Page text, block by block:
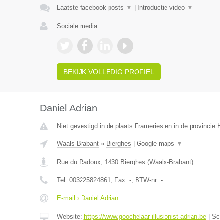
Laatste facebook posts ▼ Introductie video ▼
Sociale media:
BEKIJK VOLLEDIG PROFIEL
Daniel Adrian
Niet gevestigd in de plaats Frameries en in de provincie
Waals-Brabant» Bierghes Google maps ▼
Rue du Radoux, 1430 Bierghes (Waals-Brabant)
Tel: 003225824861, Fax: -, BTW-nr: -
E-mail › Daniel Adrian
Website: https://www.goochelaar-illusionist-adrian.be|